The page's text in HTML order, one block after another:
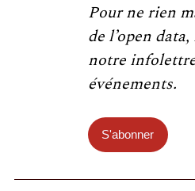
Pour ne rien
de l’open
notre
événements.
S'abonner